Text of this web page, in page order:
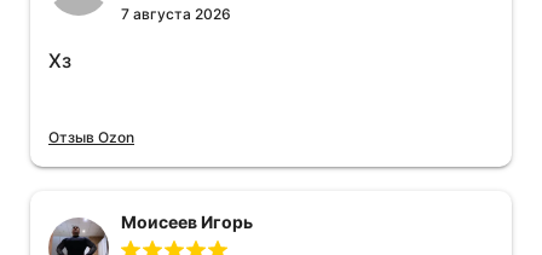
7 августа 2026
Хз
Отзыв Ozon
Моисеев Игорь